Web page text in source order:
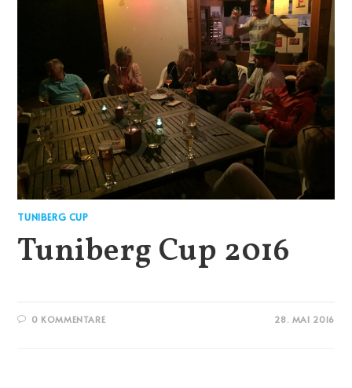
TUNIBERG CUP
Tuniberg Cup 2016
0 KOMMENTARE 28. MAI 2016